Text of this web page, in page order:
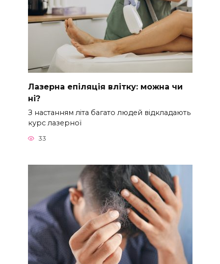
Лазерна епіляція влітку: можна чи
ні?
З настанням літа багато людей відкладають
курс лазерної
33